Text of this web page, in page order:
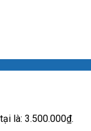
là: 3.500.000₫.